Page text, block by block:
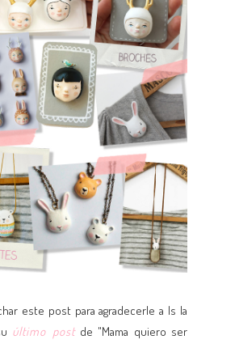
este post para agradecerle a Is la
último postde "Mama quiero ser